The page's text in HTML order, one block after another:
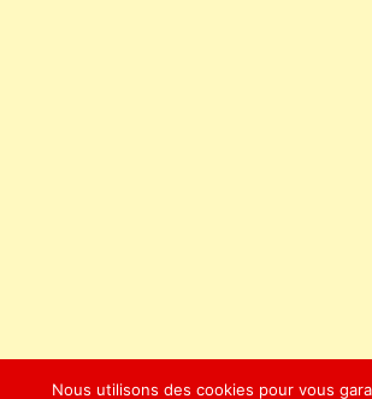
Nous utilisons des cookies pour vous